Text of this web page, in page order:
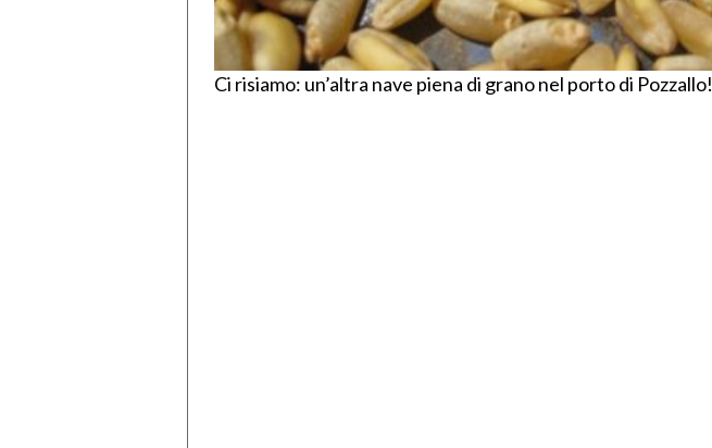
Ci risiamo: un’altra nave piena di grano nel porto di Pozzallo!